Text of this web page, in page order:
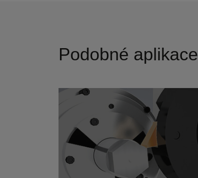
Podobné aplikace